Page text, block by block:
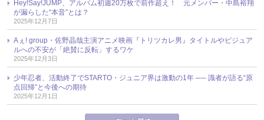
Hey!Say!JUMP、アルバム初週20万枚で前作超え！ 元メンバー・中島裕翔
が漏らした“本音”とは？
2025年12月7日
Aぇ! group・佐野晶哉主演アニメ映画『トリツカレ男』タイトルやビジュア
ルへの不安が「絶賛に反転」するワケ
2025年12月3日
少年忍者、活動終了でSTARTO・ジュニア界は激動の1年 ── 識者が語る“原
点回帰”と今後への期待
2025年12月1日